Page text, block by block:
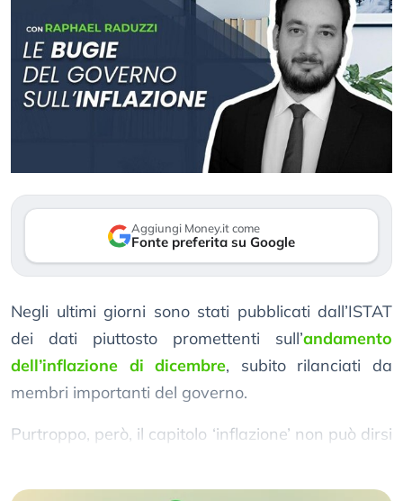
Aggiungi Money.it come
Fonte preferita su Google
Negli ultimi giorni sono stati pubblicati dall’ISTAT
dei dati piuttosto promettenti sull’andamento
dell’inflazione di dicembre, subito rilanciati da
membri importanti del governo.
Purtroppo, però, il capitolo ‘inflazione’ non può dirsi